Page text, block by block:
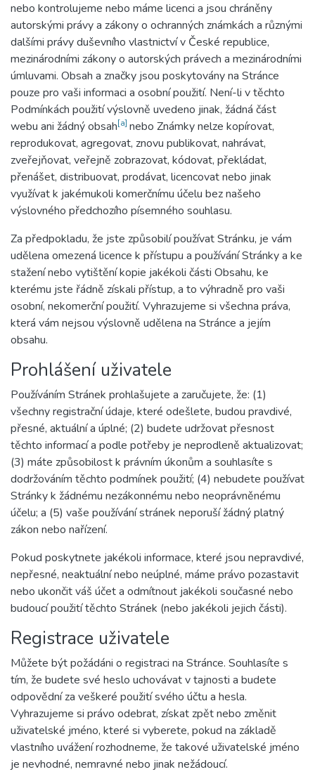
nebo kontrolujeme nebo máme licenci a jsou chráněny
autorskými právy a zákony o ochranných známkách a různými
dalšími právy duševního vlastnictví v České republice,
mezinárodními zákony o autorských právech a mezinárodními
úmluvami. Obsah a značky jsou poskytovány na Stránce
pouze pro vaši informaci a osobní použití. Není-li v těchto
Podmínkách použití výslovně uvedeno jinak, žádná část
webu ani žádný obsah[a] nebo Známky nelze kopírovat,
reprodukovat, agregovat, znovu publikovat, nahrávat,
zveřejňovat, veřejně zobrazovat, kódovat, překládat,
přenášet, distribuovat, prodávat, licencovat nebo jinak
využívat k jakémukoli komerčnímu účelu bez našeho
výslovného předchozího písemného souhlasu.
Za předpokladu, že jste způsobilí používat Stránku, je vám
udělena omezená licence k přístupu a používání Stránky a ke
stažení nebo vytištění kopie jakékoli části Obsahu, ke
kterému jste řádně získali přístup, a to výhradně pro vaši
osobní, nekomerční použití. Vyhrazujeme si všechna práva,
která vám nejsou výslovně udělena na Stránce a jejím
obsahu.
Prohlášení uživatele
Používáním Stránek prohlašujete a zaručujete, že: (1)
všechny registrační údaje, které odešlete, budou pravdivé,
přesné, aktuální a úplné; (2) budete udržovat přesnost
těchto informací a podle potřeby je neprodleně aktualizovat;
(3) máte způsobilost k právním úkonům a souhlasíte s
dodržováním těchto podmínek použití; (4) nebudete používat
Stránky k žádnému nezákonnému nebo neoprávněnému
účelu; a (5) vaše používání stránek neporuší žádný platný
zákon nebo nařízení.
Pokud poskytnete jakékoli informace, které jsou nepravdivé,
nepřesné, neaktuální nebo neúplné, máme právo pozastavit
nebo ukončit váš účet a odmítnout jakékoli současné nebo
budoucí použití těchto Stránek (nebo jakékoli jejich části).
Registrace uživatele
Můžete být požádáni o registraci na Stránce. Souhlasíte s
tím, že budete své heslo uchovávat v tajnosti a budete
odpovědní za veškeré použití svého účtu a hesla.
Vyhrazujeme si právo odebrat, získat zpět nebo změnit
uživatelské jméno, které si vyberete, pokud na základě
vlastního uvážení rozhodneme, že takové uživatelské jméno
je nevhodné, nemravné nebo jinak nežádoucí.